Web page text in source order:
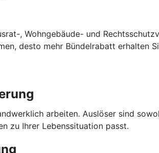
, Wohngebäude- und
desto mehr Bündelrabatt erhalten
arbeiten. Auslöser sind
zu Ihrer Lebenssituation passt.